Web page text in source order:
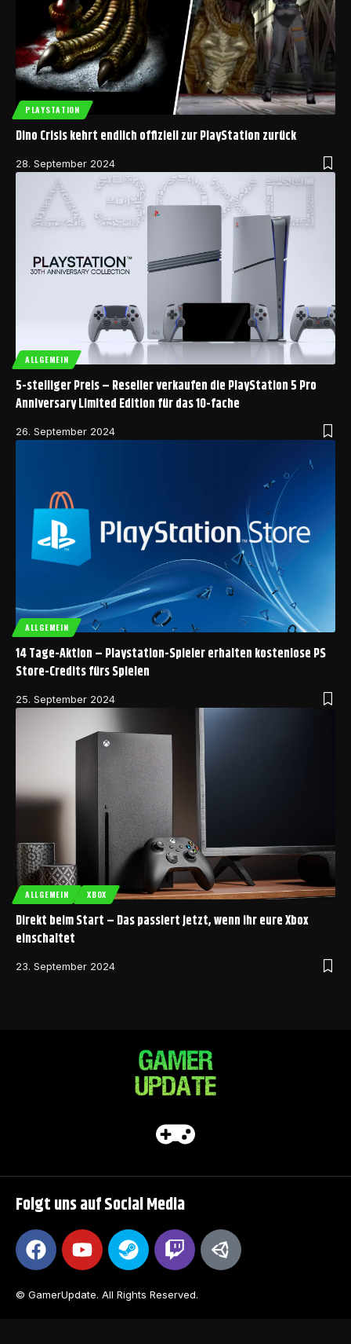
PLAYSTATION
Dino Crisis kehrt endlich offiziell zur PlayStation zurück
28. September 2024
ALLGEMEIN
5-stelliger Preis – Reseller verkaufen die PlayStation 5 Pro
Anniversary Limited Edition für das 10-fache
26. September 2024
ALLGEMEIN
14 Tage-Aktion – Playstation-Spieler erhalten kostenlose PS
Store-Credits fürs Spielen
25. September 2024
ALLGEMEIN XBOX
Direkt beim Start – Das passiert jetzt, wenn ihr eure Xbox
einschaltet
23. September 2024
Folgt uns auf Social Media
© GamerUpdate. All Rights Reserved.